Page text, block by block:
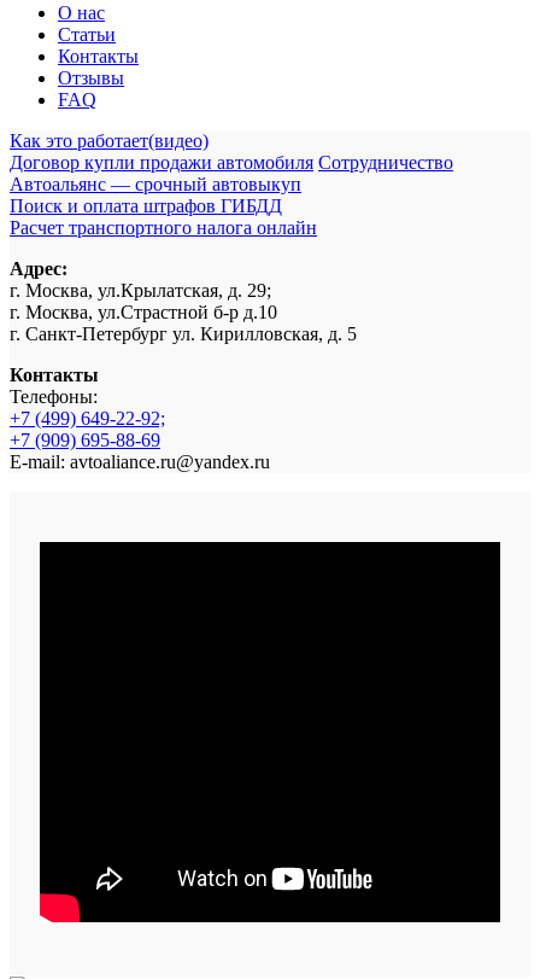
О нас
Статьи
Контакты
Отзывы
FAQ
Как это работает(видео)
Договор купли продажи автомобиля Сотрудничество
Автоальянс — срочный автовыкуп
Поиск и оплата штрафов ГИБДД
Расчет транспортного налога онлайн
Адрес:
г. Москва, ул.Крылатская, д. 29;
г. Москва, ул.Страстной б-р д.10
г. Санкт-Петербург ул. Кирилловская, д. 5
Контакты
Телефоны:
+7 (499) 649-22-92;
+7 (909) 695-88-69
E-mail: avtoaliance.ru@yandex.ru